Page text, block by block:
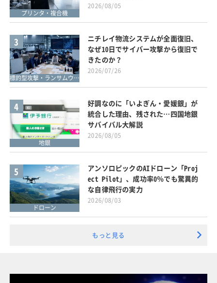
プリンタ・複合機
2026/08/05
3
標的型攻撃・ランサムウェア対策
ニチレイ物流システムが全面復旧、
なぜ10日でサイバー攻撃から復旧で
きたのか？
2026/07/26
4
地銀
好調なのに「いよぎん・愛媛銀」が
統合した理由、残された…四国地銀
サバイバル大解説
2026/08/05
5
ドローン
アンソロピックのAIドローン「Proj
ect Pilot」、成功率0％でも驚異的
な自律飛行の実力
2026/08/03
もっと見る